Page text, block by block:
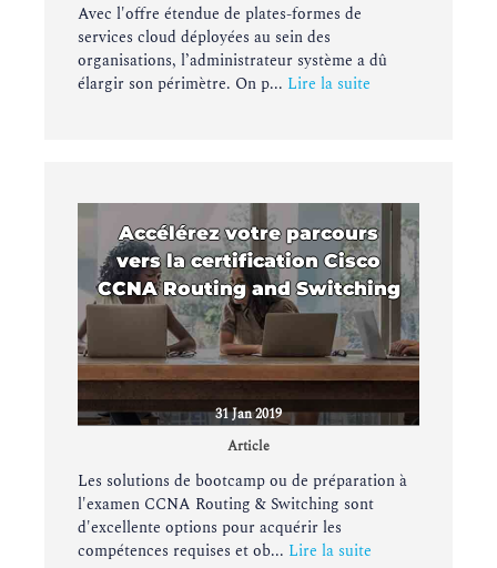
Avec l'offre étendue de plates-formes de
services cloud déployées au sein des
organisations, l’administrateur système a dû
élargir son périmètre. On p... Lire la suite
Accélérez votre parcours
vers la certification Cisco
CCNA Routing and Switching
31 Jan 2019
Article
Les solutions de bootcamp ou de préparation à
l'examen CCNA Routing & Switching sont
d'excellente options pour acquérir les
compétences requises et ob... Lire la suite